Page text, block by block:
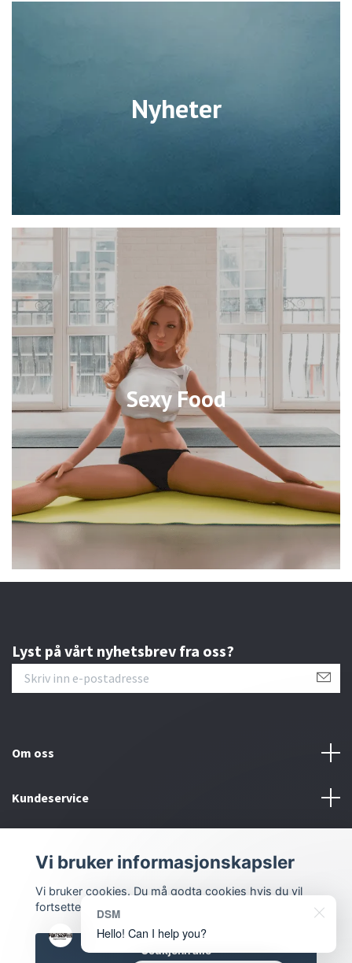
Nyheter
Sexy Food
Lyst på vårt nyhetsbrev fra oss?
Om oss
Kundeservice
Sosiale medier
Vi bruker informasjonskapsler
Vi bruker cookies. Du må godta cookies hvis du vil
fortsette.
Godkjenn alle
DSM
Hello! Can I help you?